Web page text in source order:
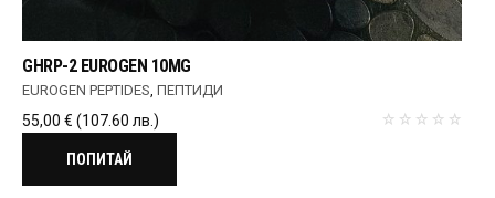
GHRP-2 EUROGEN 10MG
EUROGEN PEPTIDES,ПЕПТИДИ
55,00 € (107.60 лв.)
ПОПИТАЙ